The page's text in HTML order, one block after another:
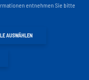
Fanshop
entnehmen Sie bitte
AUSWÄHLEN